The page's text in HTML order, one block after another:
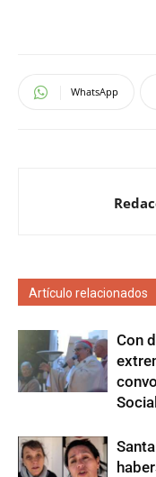
WhatsApp
Artículo relacionados
Con